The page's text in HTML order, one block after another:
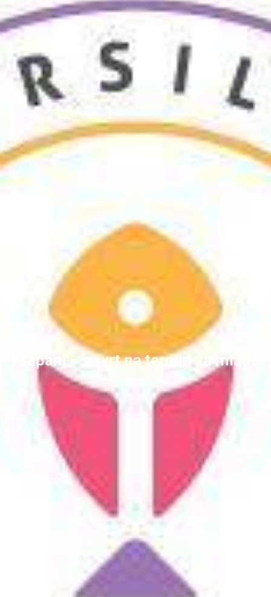
Krapanj – osvrt na termin za mlade